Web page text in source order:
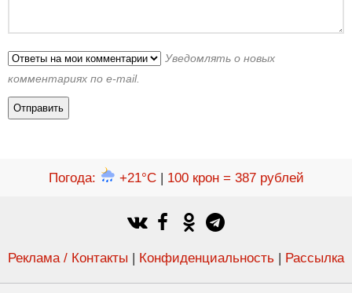
Уведомлять о новых
комментариях по e-mail.
Погода: +21°C| 100 крон = 387 рублей
Реклама / Контакты Конфиденциальность Рассылка